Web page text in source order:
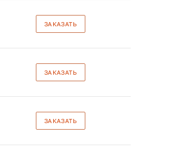
ЗАКАЗАТЬ
ЗАКАЗАТЬ
ЗАКАЗАТЬ